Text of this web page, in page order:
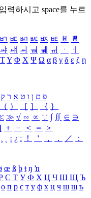
력하시고 space를 누르
ㅲ ㅳ ㅴ ㅵ ㅶ ㅷ ㅸ
ㅹ
ㆇ ㆈ ㆉ ㆊ ㆋ ㆌ ㆍ
ㆎ
ΤΥ Φ Χ Ψ Ω α β γ δ ε ζ η
פ ם ן ו ט א ר ק
（ ） ［ ］ ｛ ｝
≫ √ ∽ ∝ ∵ ∫ ∬ ∈ ∋
＋ － ＜ ＝
＞
¸ ¡ ¿ ː ！ ＇ ， ． ／
：
œ ß þ ŧ ŋ ŉ
С Т У Ф Х Ц Ч Ш Щ Ъ
о п р с т у ф х ц ч ш щ ъ